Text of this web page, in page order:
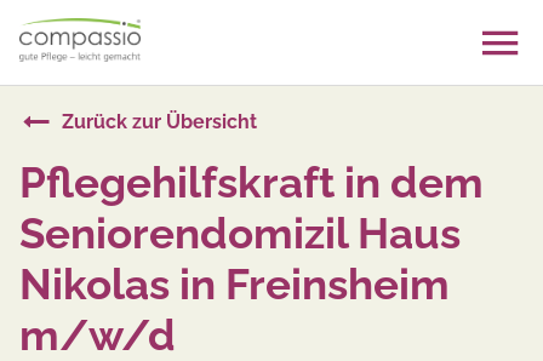
content
Zurück zur Übersicht
Pflegehilfskraft in dem
Seniorendomizil Haus
Nikolas in Freinsheim
m/w/d